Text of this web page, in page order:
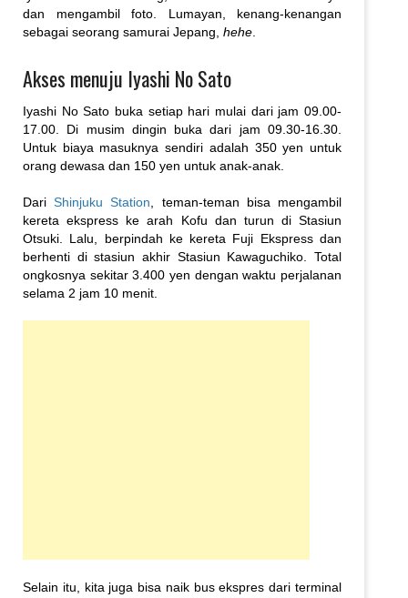
dan mengambil foto. Lumayan, kenang-kenangan
sebagai seorang samurai Jepang, hehe
Akses menuju Iyashi No Sato
Iyashi No Sato buka setiap hari mulai dari jam 09.00-
17.00. Di musim dingin buka dari jam 09.30-16.30.
Untuk biaya masuknya sendiri adalah 350 yen untuk
orang dewasa dan 150 yen untuk anak-anak.
DariShinjuku Station , teman-teman bisa mengambil
kereta ekspress ke arah Kofu dan turun di Stasiun
Otsuki. Lalu, berpindah ke kereta Fuji Ekspress dan
berhenti di stasiun akhir Stasiun Kawaguchiko. Total
ongkosnya sekitar 3.400 yen dengan waktu perjalanan
selama 2 jam 10 menit.
Selain itu, kita juga bisa naik bus ekspres dari terminal